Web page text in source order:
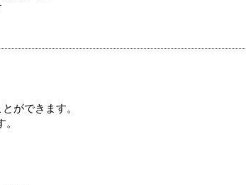
ができます。